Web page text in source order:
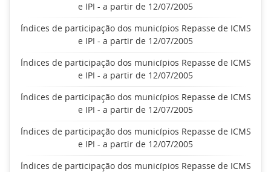
e IPI - a partir de 12/07/2005
Índices de participação dos municípios Repasse de ICMS
e IPI - a partir de 12/07/2005
Índices de participação dos municípios Repasse de ICMS
e IPI - a partir de 12/07/2005
Índices de participação dos municípios Repasse de ICMS
e IPI - a partir de 12/07/2005
Índices de participação dos municípios Repasse de ICMS
e IPI - a partir de 12/07/2005
Índices de participação dos municípios Repasse de ICMS